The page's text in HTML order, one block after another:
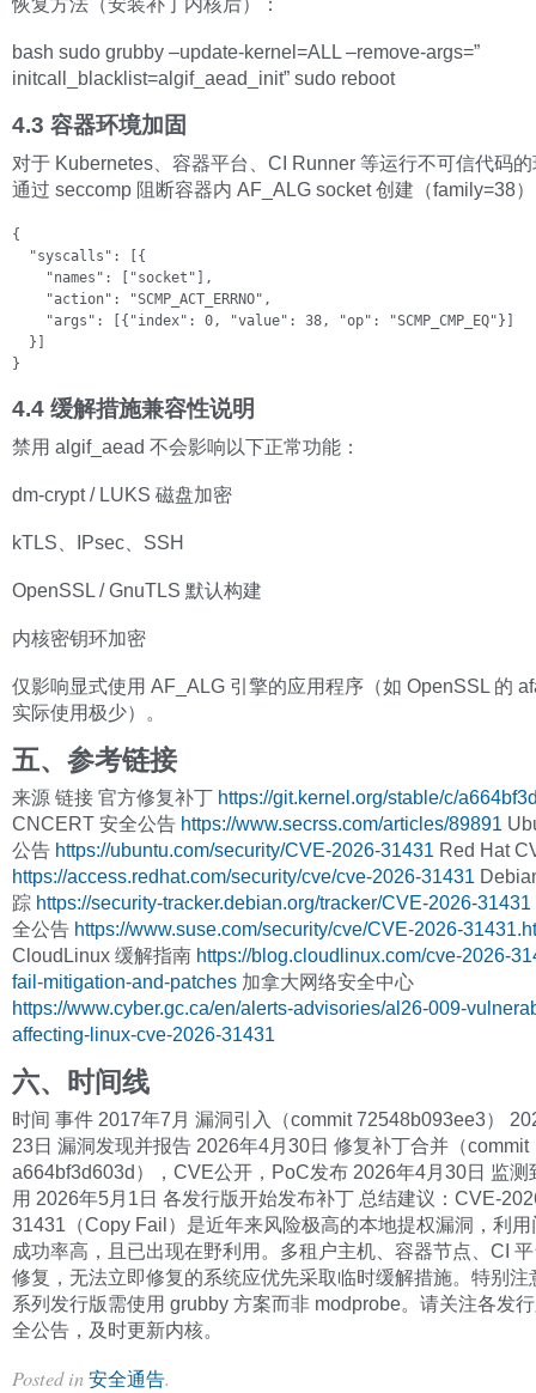
bash sudo grubby –update-kernel=ALL –remove-args=”
initcall_blacklist=algif_aead_init” sudo reboot
4.3 容器环境加固
对于 Kubernetes、容器平台、CI Runner 等运行不可信代码
通过 seccomp 阻断容器内 AF_ALG socket 创建（family=38
{
  "syscalls": [{
    "names": ["socket"],
    "action": "SCMP_ACT_ERRNO",
    "args": [{"index": 0, "value": 38, "op": "SCMP_CMP_EQ"}]
  }]
}
4.4 缓解措施兼容性说明
禁用 algif_aead 不会影响以下正常功能：
dm-crypt / LUKS 磁盘加密
kTLS、IPsec、SSH
OpenSSL / GnuTLS 默认构建
内核密钥环加密
仅影响显式使用 AF_ALG 引擎的应用程序（如 OpenSSL 的
实际使用极少）。
五、参考链接
来源 链接 官方修复补丁 https://git.kernel.org/stable/c/
CNCERT 安全公告 https://www.secrss.com/articles/89891
公告 https://ubuntu.com/security/CVE-2026-31431 Red Hat
https://access.redhat.com/security/cve/cve-2026-31431
踪 https://security-tracker.debian.org/tracker/CVE-2026-31431
全公告 https://www.suse.com/security/cve/CVE-2026-
CloudLinux 缓解指南 https://blog.cloudlinux.com/cve-2026-
fail-mitigation-and-patches 加拿大网络安全中心
https://www.cyber.gc.ca/en/alerts-advisories/al26-009-
affecting-linux-cve-2026-31431
六、时间线
时间 事件 2017年7月 漏洞引入（commit 72548b093ee3）
23日 漏洞发现并报告 2026年4月30日 修复补丁合并（commit
a664bf3d603d），CVE公开，PoC发布 2026年4月30日 监测
用 2026年5月1日 各发行版开始发布补丁 总结建议：CVE-
31431（Copy Fail）是近年来风险极高的本地提权漏洞，利用
成功率高，且已出现在野利用。多租户主机、容器节点、CI
修复，无法立即修复的系统应优先采取临时缓解措施。特别注
系列发行版需使用 grubby 方案而非 modprobe。请关注各发
全公告，及时更新内核。
Posted in 安全通告.